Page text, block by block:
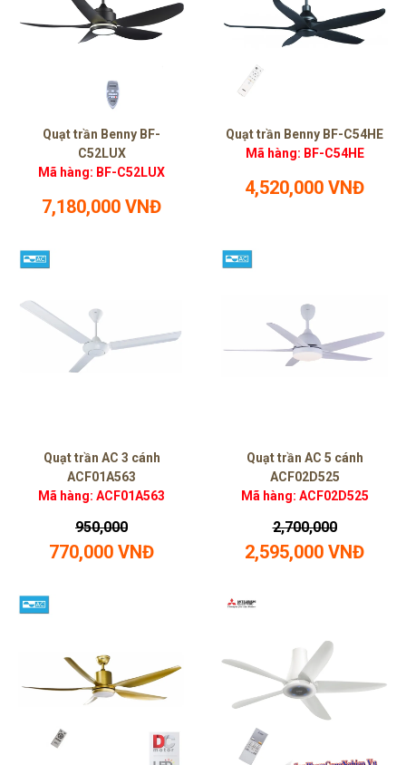
Quạt trần Benny BF-
C52LUX
Mã hàng: BF-C52LUX
7,180,000 VNĐ
Quạt trần Benny BF-C54HE
Mã hàng: BF-C54HE
4,520,000 VNĐ
Quạt trần AC 3 cánh
ACF01A563
Mã hàng: ACF01A563
950,000
770,000 VNĐ
Quạt trần AC 5 cánh
ACF02D525
Mã hàng: ACF02D525
2,700,000
2,595,000 VNĐ